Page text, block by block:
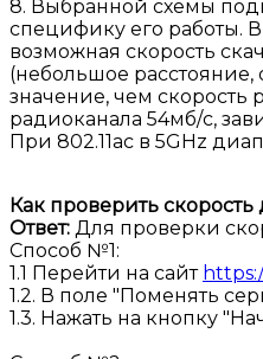
8. Выбранной схемы
специфику его работы. В
возможная скорость
(небольшое расстояние,
значение, чем скорость
радиоканала 54мб/с,
При 802.11ac в 5GHz
Как проверить скорость
Ответ: Для проверки
Способ №1:
1.1 Перейти на сайт
1.2. В поле "Поменять
1.3. Нажать на кнопку